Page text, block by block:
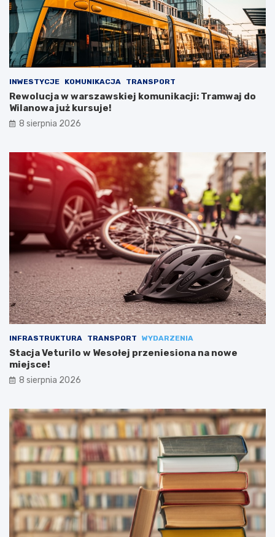
INWESTYCJE KOMUNIKACJA TRANSPORT
Rewolucja w warszawskiej komunikacji: Tramwaj do
Wilanowa już kursuje!
8 sierpnia 2026
INFRASTRUKTURA TRANSPORT WYDARZENIA
Stacja Veturilo w Wesołej przeniesiona na nowe
miejsce!
8 sierpnia 2026